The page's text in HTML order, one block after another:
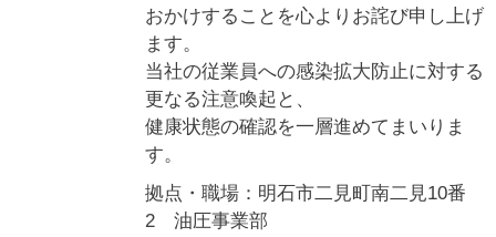
おかけすることを心よりお詫び申し上げ
ます。
当社の従業員への感染拡大防止に対する
更なる注意喚起と、
健康状態の確認を一層進めてまいりま
す。
拠点・職場：明石市二見町南二見10番
2 油圧事業部